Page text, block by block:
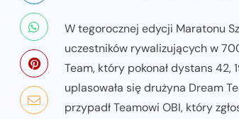
W tegorocznej edycji Maratonu
uczestników rywalizujących w
Team, który pokonał dystans
uplasowała się drużyna Dream
przypadł Teamowi OBI, który